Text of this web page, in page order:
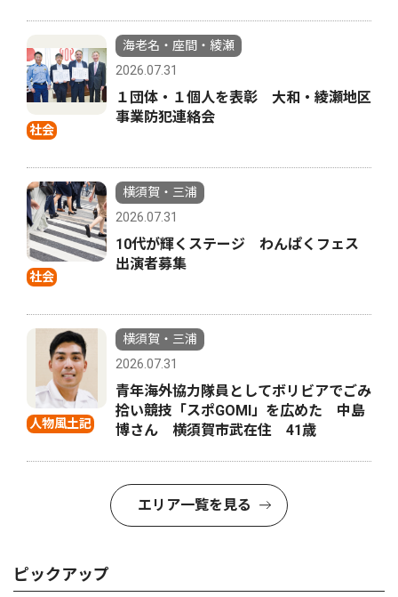
社会
海老名・座間・綾瀬
2026.07.31
１団体・１個人を表彰 大和・綾瀬地区
事業防犯連絡会
社会
横須賀・三浦
2026.07.31
10代が輝くステージ わんぱくフェス
出演者募集
人物風土記
横須賀・三浦
2026.07.31
青年海外協力隊員としてボリビアでごみ
拾い競技「スポGOMI」を広めた 中島
博さん 横須賀市武在住 41歳
エリア一覧を見る
ピックアップ